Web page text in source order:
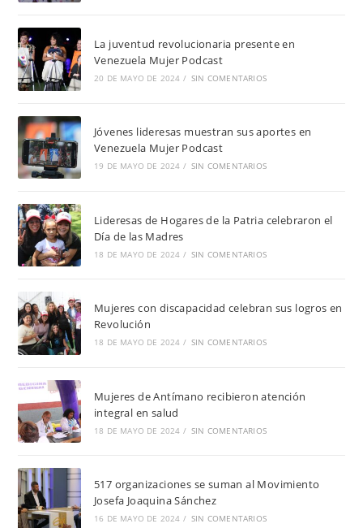
La juventud revolucionaria presente en
Venezuela Mujer Podcast
20 DE MAYO DE 2024 / SIN COMENTARIOS
Jóvenes lideresas muestran sus aportes en
Venezuela Mujer Podcast
19 DE MAYO DE 2024 / SIN COMENTARIOS
Lideresas de Hogares de la Patria celebraron el
Día de las Madres
18 DE MAYO DE 2024 / SIN COMENTARIOS
Mujeres con discapacidad celebran sus logros en
Revolución
18 DE MAYO DE 2024 / SIN COMENTARIOS
Mujeres de Antímano recibieron atención
integral en salud
18 DE MAYO DE 2024 / SIN COMENTARIOS
517 organizaciones se suman al Movimiento
Josefa Joaquina Sánchez
16 DE MAYO DE 2024 / SIN COMENTARIOS